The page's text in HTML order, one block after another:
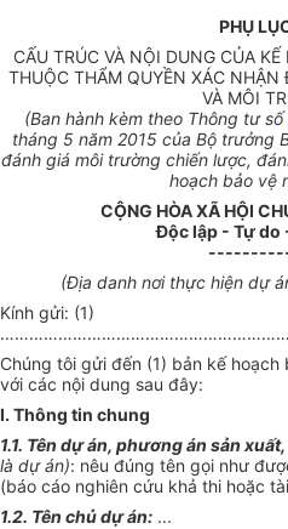
PHỤ
CẤU TRÚC VÀ NỘI DUNG CỦA
THUỘC THẨM QUYỀN XÁC NHẬN
VÀ MÔI
(Ban hành kèm theo Thông tư số
tháng 5 năm 2015 của Bộ trưởng
đánh giá môi trường chiến lược,
hoạch bảo vệ
CỘNG HÒA XÃ HỘI
Độc lập - Tự do
(Địa danh nơi thực hiện dự
Kính gửi: (1)
Chúng tôi gửi đến (1) bản kế
với các nội dung sau đây:
I. Thông tin chung
1.1. Tên dự án, phương án sản
là dự án): nêu đúng tên gọi như
(báo cáo nghiên cứu khả thi hoặc
1.2. Tên chủ dự án: ...